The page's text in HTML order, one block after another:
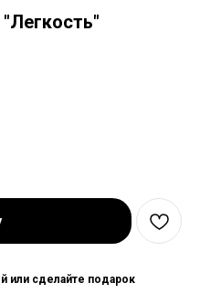
или сделайте подарок